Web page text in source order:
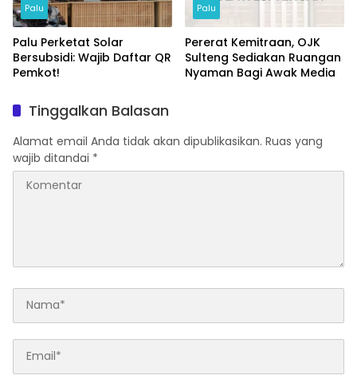
Palu
Palu Perketat Solar
Bersubsidi: Wajib Daftar QR
Pemkot!
Palu
Pererat Kemitraan, OJK
Sulteng Sediakan Ruangan
Nyaman Bagi Awak Media
Tinggalkan Balasan
Alamat email Anda tidak akan dipublikasikan. Ruas yang
wajib ditandai *